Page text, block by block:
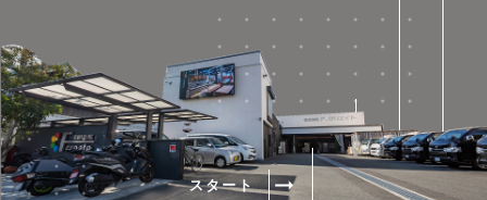
スタート arrow_right_alt